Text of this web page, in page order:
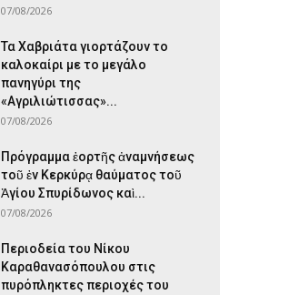
07/08/2026
Τα Χαβριάτα γιορτάζουν το
καλοκαίρι με το μεγάλο
πανηγύρι της
«Αγριλιώτισσας»...
07/08/2026
Πρόγραμμα ἑορτῆς ἀναμνήσεως
τοῦ ἐν Κερκύρᾳ θαύματος τοῦ
Ἁγίου Σπυρίδωνος καὶ...
07/08/2026
Περιοδεία του Νίκου
Καραθανασόπουλου στις
πυρόπληκτες περιοχές του